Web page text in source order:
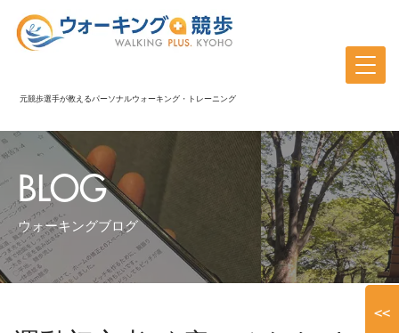
元競歩選手が教えるパーソナルウォーキング・トレーニング
BLOG
ウォーキングブログ
<<